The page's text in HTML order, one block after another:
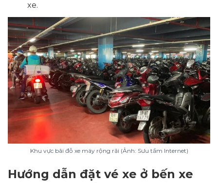
xe.
Khu vực bãi đỗ xe máy rộng rãi (Ảnh: Sưu tầm Internet)
Hướng dẫn đặt vé xe ở bến xe